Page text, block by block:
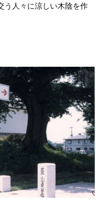
う人々に涼しい木陰を作